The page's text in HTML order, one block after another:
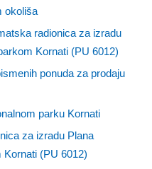
okoliša
radionica za izradu
Kornati (PU 6012)
ponuda za prodaju
parku Kornati
za izradu Plana
Kornati (PU 6012)